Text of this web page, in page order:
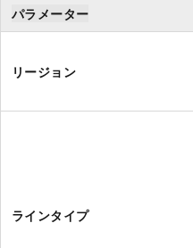
パラメーター
リージョン
ラインタイプ